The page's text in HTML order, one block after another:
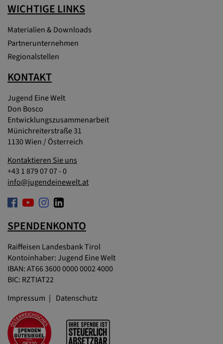
WICHTIGE LINKS
Materialien & Downloads
Partnerunternehmen
Regionalstellen
KONTAKT
Jugend Eine Welt
Don Bosco
Entwicklungszusammenarbeit
Münichreiterstraße 31
1130 Wien / Österreich
Kontaktieren Sie uns
+43 1 879 07 07 - 0
info@jugendeinewelt.at
SPENDENKONTO
Raiffeisen Landesbank Tirol
Kontoinhaber: Jugend Eine Welt
IBAN: AT66 3600 0000 0002 4000
BIC: RZTIAT22
Impressum
Datenschutz